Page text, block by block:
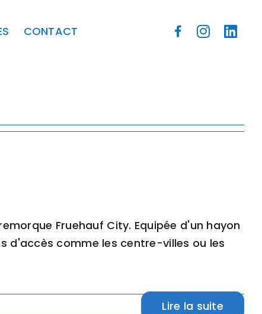
CONTACT
Fruehauf City. Equipée d'un hayon
d'accès comme les centre-villes ou les
Lire la suite